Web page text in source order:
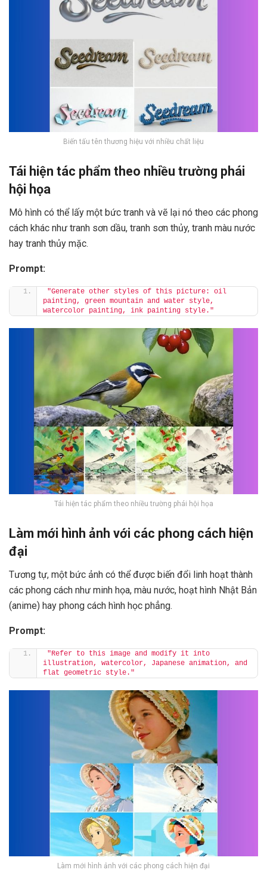
Biến tấu tên thương hiệu với nhiều chất liệu
Tái hiện tác phẩm theo nhiều trường phái
hội họa
Mô hình có thể lấy một bức tranh và vẽ lại nó theo các phong
cách khác như tranh sơn dầu, tranh sơn thủy, tranh màu nước
hay tranh thủy mặc.
Prompt:
"Generate other styles of this picture: oil
painting, green mountain and water style,
watercolor painting, ink painting style."
Tái hiện tác phẩm theo nhiều trường phái hội họa
Làm mới hình ảnh với các phong cách hiện
đại
Tương tự, một bức ảnh có thể được biến đổi linh hoạt thành
các phong cách như minh họa, màu nước, hoạt hình Nhật Bản
(anime) hay phong cách hình học phẳng.
Prompt:
"Refer to this image and modify it into
illustration, watercolor, Japanese animation, and
flat geometric style."
Làm mới hình ảnh với các phong cách hiện đại